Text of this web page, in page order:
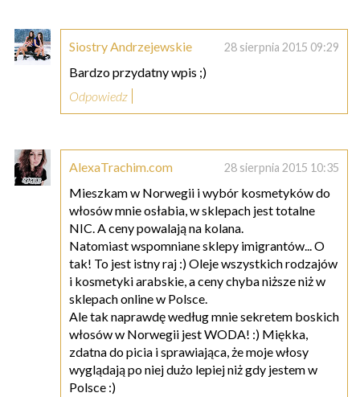
Siostry Andrzejewskie 28 sierpnia 2015 09:29
Bardzo przydatny wpis ;)
Odpowiedz
AlexaTrachim.com 28 sierpnia 2015 10:35
Mieszkam w Norwegii i wybór kosmetyków do
włosów mnie osłabia, w sklepach jest totalne
NIC. A ceny powalają na kolana.
Natomiast wspomniane sklepy imigrantów... O
tak! To jest istny raj :) Oleje wszystkich rodzajów
i kosmetyki arabskie, a ceny chyba niższe niż w
sklepach online w Polsce.
Ale tak naprawdę według mnie sekretem boskich
włosów w Norwegii jest WODA! :) Miękka,
zdatna do picia i sprawiająca, że moje włosy
wyglądają po niej dużo lepiej niż gdy jestem w
Polsce :)